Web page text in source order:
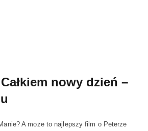
nowy dzień –
A może to najlepszy film o Peterze